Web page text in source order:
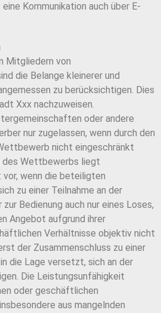
Kommunikation auch über E-
Mitgliedern von
die Belange kleinerer und
zu berücksichtigen. Dies
Xxx nachzuweisen.
oder andere
nur zugelassen, wenn durch den
nicht eingeschränkt
des Wettbewerbs liegt
vor, wenn die beteiligten
zu einer Teilnahme an der
Bedienung auch nur eines Loses,
Angebot aufgrund ihrer
Verhältnisse objektiv nicht
der Zusammenschluss zu einer
die Lage versetzt, sich an der
Die Leistungsunfähigkeit
oder geschäftlichen
aus mangelnden